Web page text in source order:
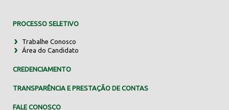
PROCESSO SELETIVO
Trabalhe Conosco
Área do Candidato
CREDENCIAMENTO
TRANSPARÊNCIA E PRESTAÇÃO DE CONTAS
FALE CONOSCO